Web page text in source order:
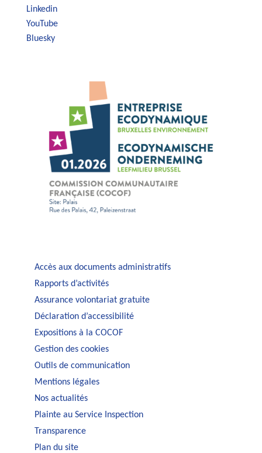
Linkedin
YouTube
Bluesky
Accès aux documents administratifs
Rapports d’activités
Assurance volontariat gratuite
Déclaration d’accessibilité
Expositions à la COCOF
Gestion des cookies
Outils de communication
Mentions légales
Nos actualités
Plainte au Service Inspection
Transparence
Plan du site